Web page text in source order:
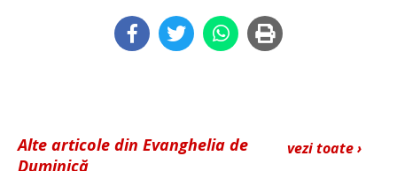
vezi toate ›
Alte articole din Evanghelia de
Duminică